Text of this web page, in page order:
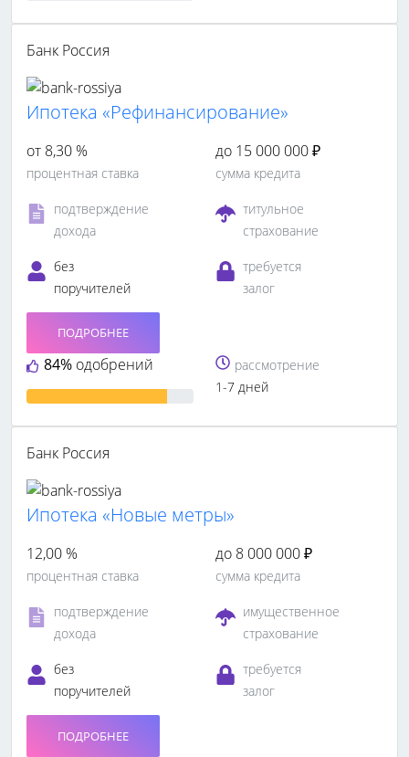
Банк Россия
Ипотека «Рефинансирование»
от 8,30 %
процентная ставка
до 15 000 000 ₽
сумма кредита
подтверждение
дохода
титульное
страхование
без
поручителей
требуется
залог
84% одобрений
ПОДРОБНЕЕ
рассмотрение
1-7 дней
Банк Россия
Ипотека «Новые метры»
12,00 %
процентная ставка
до 8 000 000 ₽
сумма кредита
подтверждение
дохода
имущественное
страхование
без
поручителей
требуется
залог
ПОДРОБНЕЕ